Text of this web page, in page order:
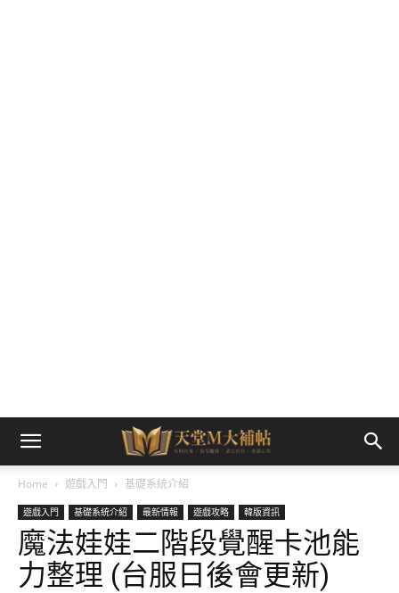
Home 遊戲入門 基礎系統介紹
遊戲入門 基礎系統介紹 最新情報 遊戲攻略 韓版資訊
魔法娃娃二階段覺醒卡池能
力整理 (台服日後會更新)